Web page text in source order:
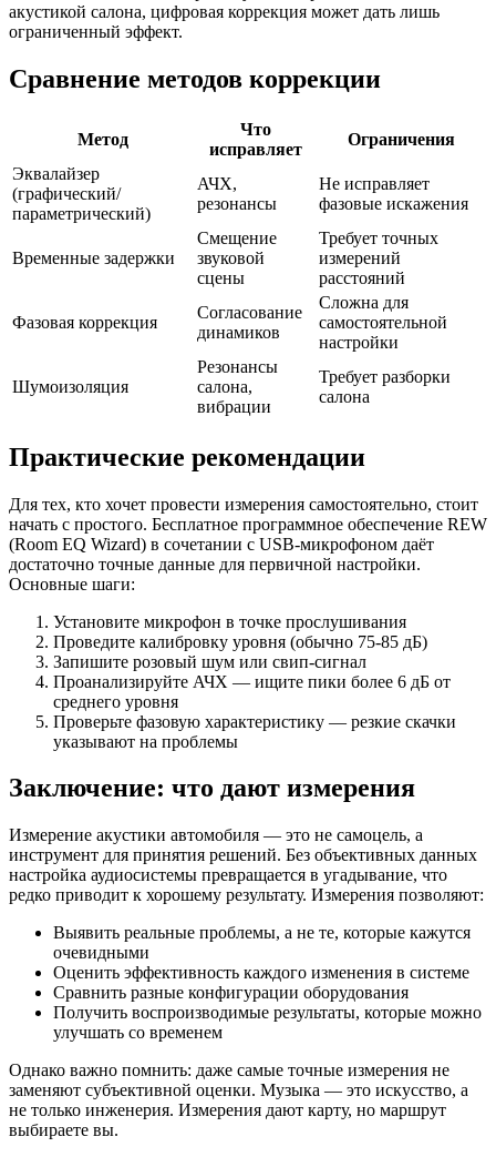
акустикой салона, цифровая коррекция может дать лишь
ограниченный эффект.
Сравнение методов коррекции
Метод
Что
исправляет
Ограничения
Эквалайзер
(графический/
параметрический)
АЧХ,
резонансы
Не исправляет
фазовые искажения
Временные задержки
Смещение
звуковой
сцены
Требует точных
измерений
расстояний
Фазовая коррекция
Согласование
динамиков
Сложна для
самостоятельной
настройки
Шумоизоляция
Резонансы
салона,
вибрации
Требует разборки
салона
Практические рекомендации
Для тех, кто хочет провести измерения самостоятельно, стоит
начать с простого. Бесплатное программное обеспечение REW
(Room EQ Wizard) в сочетании с USB-микрофоном даёт
достаточно точные данные для первичной настройки.
Основные шаги:
Установите микрофон в точке прослушивания
Проведите калибровку уровня (обычно 75-85 дБ)
Запишите розовый шум или свип-сигнал
Проанализируйте АЧХ — ищите пики более 6 дБ от
среднего уровня
Проверьте фазовую характеристику — резкие скачки
указывают на проблемы
Заключение: что дают измерения
Измерение акустики автомобиля — это не самоцель, а
инструмент для принятия решений. Без объективных данных
настройка аудиосистемы превращается в угадывание, что
редко приводит к хорошему результату. Измерения позволяют:
Выявить реальные проблемы, а не те, которые кажутся
очевидными
Оценить эффективность каждого изменения в системе
Сравнить разные конфигурации оборудования
Получить воспроизводимые результаты, которые можно
улучшать со временем
Однако важно помнить: даже самые точные измерения не
заменяют субъективной оценки. Музыка — это искусство, а
не только инженерия. Измерения дают карту, но маршрут
выбираете вы.